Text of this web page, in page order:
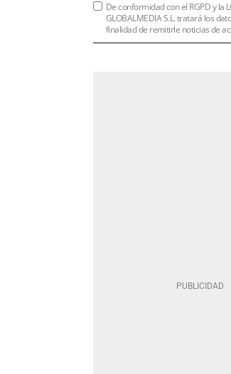
De conformidad con el RGPD y la
GLOBALMEDIA S.L. tratará los
finalidad de remitirle noticias de